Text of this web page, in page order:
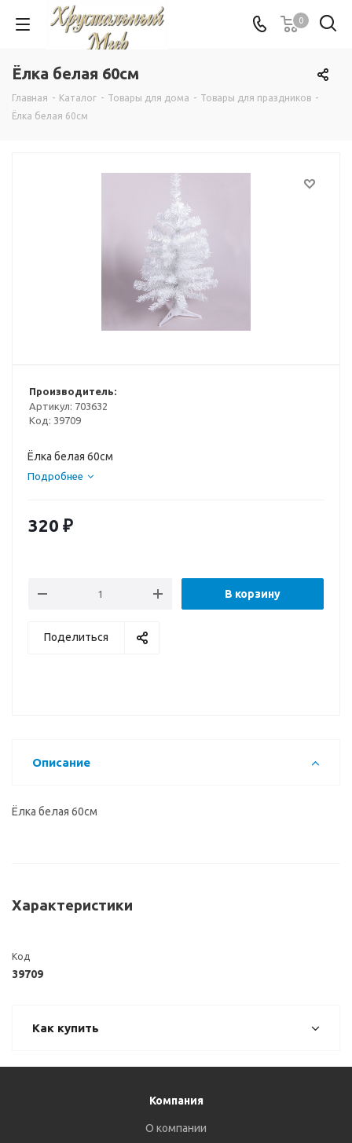
0
Ёлка белая 60см
Главная - Каталог - Товары для дома - Товары для праздников -
Ёлка белая 60см
Производитель:
Артикул: 703632
Код: 39709
Ёлка белая 60см
Подробнее
320 ₽
В корзину
Поделиться
Описание
Ёлка белая 60см
Характеристики
Код
39709
Как купить
Компания
О компании